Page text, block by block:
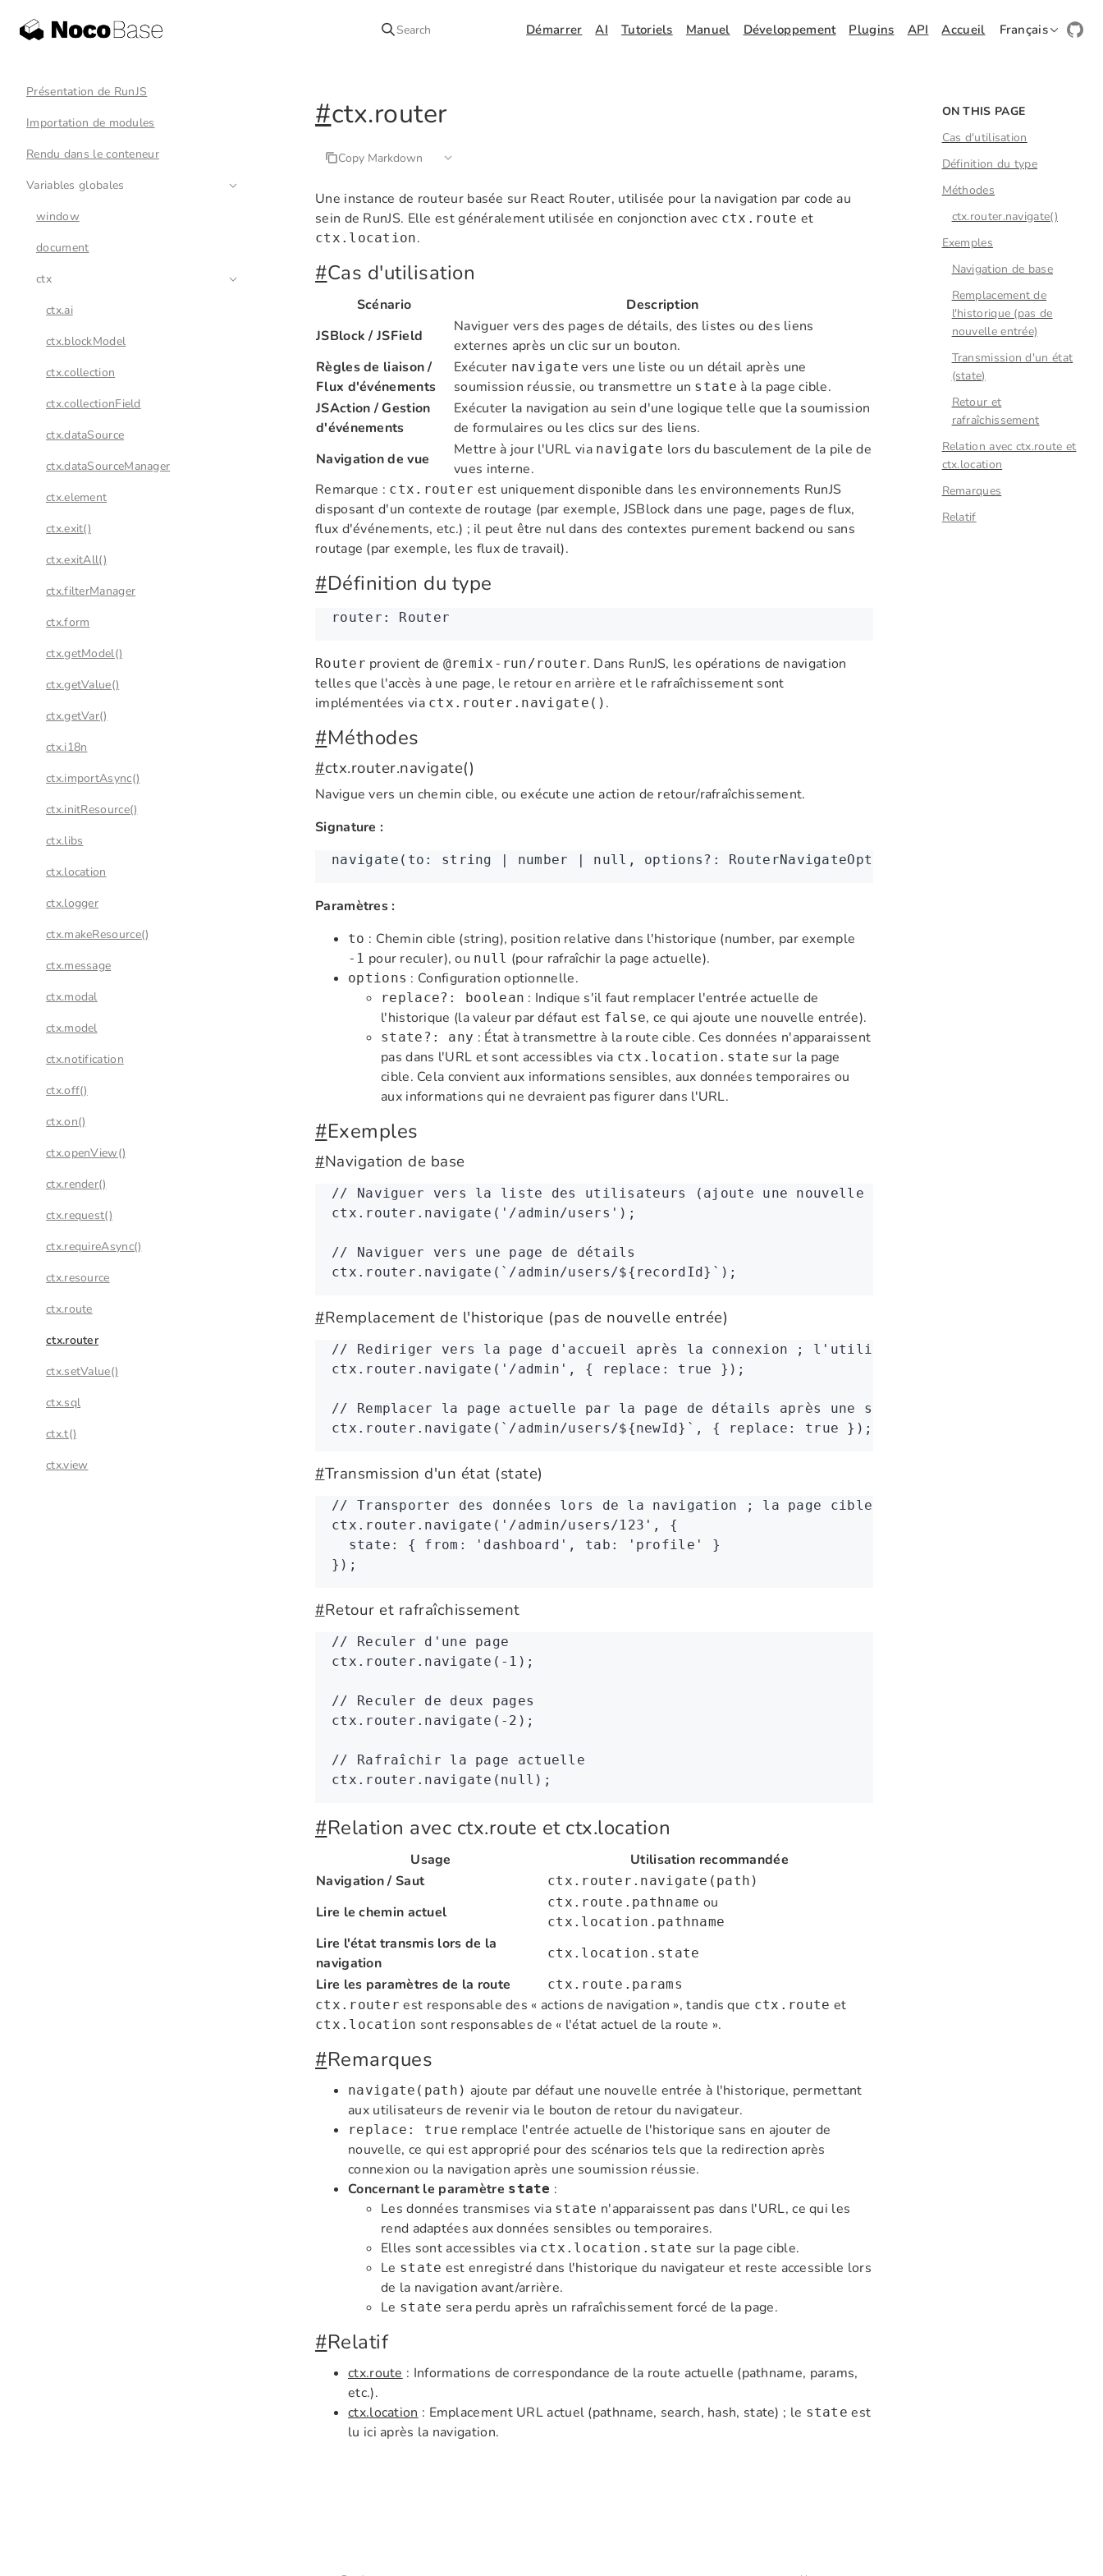
Search Démarrer AI Tutoriels Manuel Développement Plugins API Accueil Français
Présentation de RunJS
Importation de modules
Rendu dans le conteneur
Variables globales
window
document
ctx
ctx.ai
ctx.blockModel
ctx.collection
ctx.collectionField
ctx.dataSource
ctx.dataSourceManager
ctx.element
ctx.exit()
ctx.exitAll()
ctx.filterManager
ctx.form
ctx.getModel()
ctx.getValue()
ctx.getVar()
ctx.i18n
ctx.importAsync()
ctx.initResource()
ctx.libs
ctx.location
ctx.logger
ctx.makeResource()
ctx.message
ctx.modal
ctx.model
ctx.notification
ctx.off()
ctx.on()
ctx.openView()
ctx.render()
ctx.request()
ctx.requireAsync()
ctx.resource
ctx.route
ctx.router
ctx.setValue()
ctx.sql
ctx.t()
ctx.view
#ctx.router
Copy Markdown
Une instance de routeur basée sur React Router, utilisée pour la navigation par code au
sein de RunJS. Elle est généralement utilisée en conjonction avec ctx.route et
ctx.location.
#Cas d'utilisation
Scénario
Description
JSBlock / JSField
Naviguer vers des pages de détails, des listes ou des liens
externes après un clic sur un bouton.
Règles de liaison /
Flux d'événements
Exécuter navigate vers une liste ou un détail après une
soumission réussie, ou transmettre un state à la page cible.
JSAction / Gestion
d'événements
Exécuter la navigation au sein d'une logique telle que la soumission
de formulaires ou les clics sur des liens.
Navigation de vue
Mettre à jour l'URL via navigate lors du basculement de la pile de
vues interne.
Remarque : ctx.router est uniquement disponible dans les environnements RunJS
disposant d'un contexte de routage (par exemple, JSBlock dans une page, pages de flux,
flux d'événements, etc.) ; il peut être nul dans des contextes purement backend ou sans
routage (par exemple, les flux de travail).
#Définition du type
router : Router
Router provient de @remix-run/router. Dans RunJS, les opérations de navigation
telles que l'accès à une page, le retour en arrière et le rafraîchissement sont
implémentées via ctx.router.navigate() .
#Méthodes
#ctx.router.navigate()
Navigue vers un chemin cible, ou exécute une action de retour/rafraîchissement.
Signature :
navigate (to: string number null , options ?: RouterNavigateOptions):
Paramètres :
to : Chemin cible (string), position relative dans l'historique (number, par exemple
-1 pour reculer), ou null (pour rafraîchir la page actuelle).
options : Configuration optionnelle.
replace?: boolean : Indique s'il faut remplacer l'entrée actuelle de
l'historique (la valeur par défaut est false, ce qui ajoute une nouvelle entrée).
state?: any : État à transmettre à la route cible. Ces données n'apparaissent
pas dans l'URL et sont accessibles via ctx.location.state sur la page
cible. Cela convient aux informations sensibles, aux données temporaires ou
aux informations qui ne devraient pas figurer dans l'URL.
#Exemples
#Navigation de base
// Naviguer vers la liste des utilisateurs (ajoute une nouvelle entrée à l'historique,
ctx . router .navigate ( '/admin/users' );
// Naviguer vers une page de détails
ctx . router .navigate ( `/admin/users/${ recordId } ` );
#Remplacement de l'historique (pas de nouvelle entrée)
// Rediriger vers la page d'accueil après la connexion ; l'utilisateur ne reviendra pas à
ctx . router .navigate ( '/admin' , { replace : true });
// Remplacer la page actuelle par la page de détails après une soumission de formulaire
ctx . router .navigate ( `/admin/users/${newId } ` , { replace : true });
#Transmission d'un état (state)
// Transporter des données lors de la navigation ; la page cible les récupère via
ctx . router .navigate ( '/admin/users/123' ,
{
  state
: { from : 'dashboard' , tab : 'profile'
}
});
#Retour et rafraîchissement
// Reculer d'une page
ctx . router .navigate ( - 1 );
// Reculer de deux pages
ctx . router .navigate ( - 2 );
// Rafraîchir la page actuelle
ctx . router .navigate ( null );
#Relation avec ctx.route et ctx.location
Usage
Utilisation recommandée
Navigation / Saut
ctx.router.navigate(path)
Lire le chemin actuel
ctx.route.pathname ou
ctx.location.pathname
Lire l'état transmis lors de la
navigation
ctx.location.state
Lire les paramètres de la route
ctx.route.params
ctx.router est responsable des « actions de navigation », tandis que ctx.route et
ctx.location sont responsables de « l'état actuel de la route ».
#Remarques
navigate(path) ajoute par défaut une nouvelle entrée à l'historique, permettant
aux utilisateurs de revenir via le bouton de retour du navigateur.
replace: true remplace l'entrée actuelle de l'historique sans en ajouter de
nouvelle, ce qui est approprié pour des scénarios tels que la redirection après
connexion ou la navigation après une soumission réussie.
Concernant le paramètre state :
Les données transmises via state n'apparaissent pas dans l'URL, ce qui les
rend adaptées aux données sensibles ou temporaires.
Elles sont accessibles via ctx.location.state sur la page cible.
Le state est enregistré dans l'historique du navigateur et reste accessible lors
de la navigation avant/arrière.
Le state sera perdu après un rafraîchissement forcé de la page.
#Relatif
ctx.route : Informations de correspondance de la route actuelle (pathname, params,
etc.).
ctx.location : Emplacement URL actuel (pathname, search, hash, state) ; le state est
lu ici après la navigation.
ON THIS PAGE
Cas d'utilisation
Définition du type
Méthodes
ctx.router.navigate()
Exemples
Navigation de base
Remplacement de
l'historique (pas de
nouvelle entrée)
Transmission d'un état
(state)
Retour et
rafraîchissement
Relation avec ctx.route et
ctx.location
Remarques
Relatif